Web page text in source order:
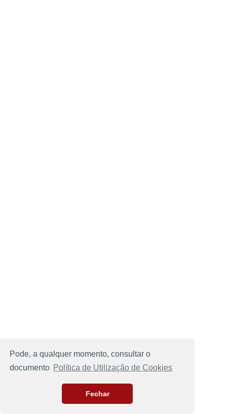
Pode, a qualquer momento, consultar o
documento Política de Utilização de Cookies
Fechar